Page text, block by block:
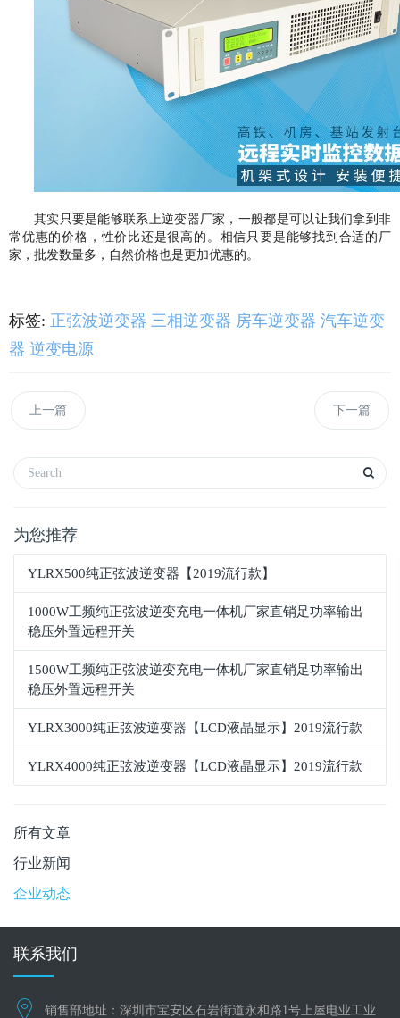
其实只要是能够联系上逆变器厂家 ， 一般都是可以让我们拿到非
常优惠的价格 ，性价比还是很高的 。 相信只要是能够找到合适的厂
家 ， 批发数量多 ， 自然价格也是更加优惠的。
标签: 正弦波逆变器 三相逆变器 房车逆变器 汽车逆变
器 逆变电源
上一篇 下一篇
为您推荐
YLRX500纯正弦波逆变器【2019流行款】
1000W工频纯正弦波逆变充电一体机厂家直销足功率输出
稳压外置远程开关
1500W工频纯正弦波逆变充电一体机厂家直销足功率输出
稳压外置远程开关
YLRX3000纯正弦波逆变器【LCD液晶显示】2019流行款
YLRX4000纯正弦波逆变器【LCD液晶显示】2019流行款
所有文章
行业新闻
企业动态
联系我们
销售部地址：深圳市宝安区石岩街道永和路1号上屋电业工业